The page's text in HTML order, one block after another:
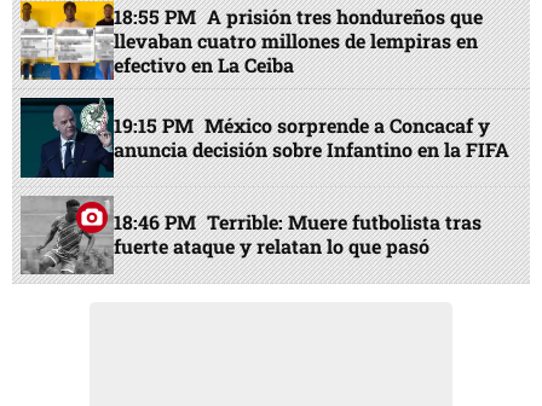
18:55 PM A prisión tres hondureños que
llevaban cuatro millones de lempiras en
efectivo en La Ceiba
19:15 PM México sorprende a Concacaf y
anuncia decisión sobre Infantino en la FIFA
18:46 PM Terrible: Muere futbolista tras
fuerte ataque y relatan lo que pasó